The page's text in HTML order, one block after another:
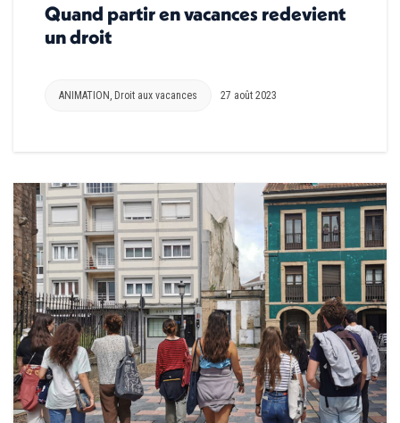
Quand partir en vacances redevient
un droit
ANIMATION , Droit aux vacances 27 août 2023